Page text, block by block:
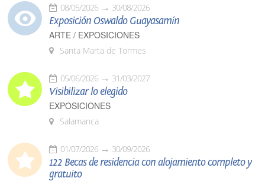
08/05/2026 30/08/2026
Exposición Oswaldo Guayasamín
ARTE / EXPOSICIONES
Santa Marta de Tormes
05/06/2026 31/03/2027
Visibilizar lo elegido
EXPOSICIONES
Salamanca
01/07/2026 30/09/2026
122 Becas de residencia con alojamiento completo y
gratuito